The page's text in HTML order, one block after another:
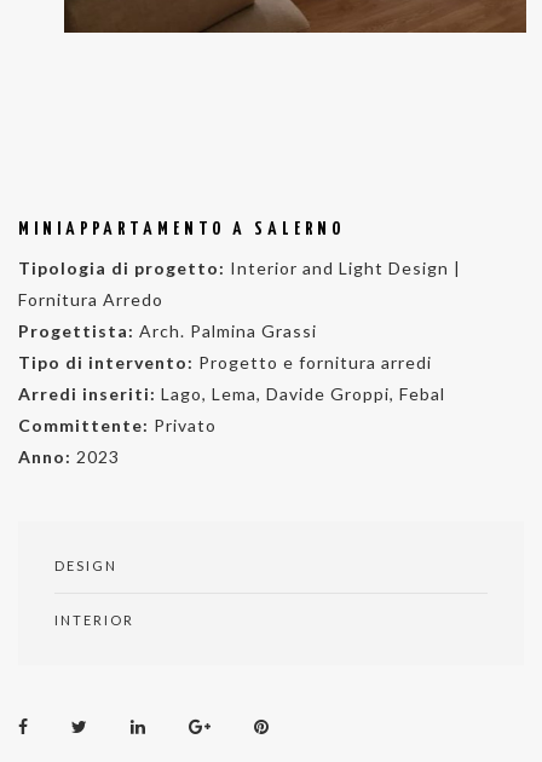
MINIAPPARTAMENTO A SALERNO
Tipologia di progetto: Interior and Light Design |
Fornitura Arredo
Progettista: Arch. Palmina Grassi
Tipo di intervento: Progetto e fornitura arredi
Arredi inseriti: Lago, Lema, Davide Groppi, Febal
Committente: Privato
Anno: 2023
DESIGN
INTERIOR